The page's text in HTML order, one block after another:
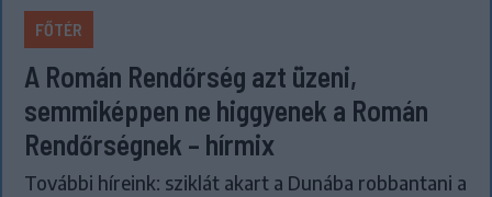
FŐTÉR
A Román Rendőrség azt üzeni,
semmiképpen ne higgyenek a Román
Rendőrségnek – hírmix
További híreink: sziklát akart a Dunába robbantani a